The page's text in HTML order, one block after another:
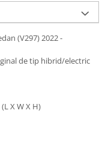
(V297) 2022 -
de tip hibrid/electric
X W X H)